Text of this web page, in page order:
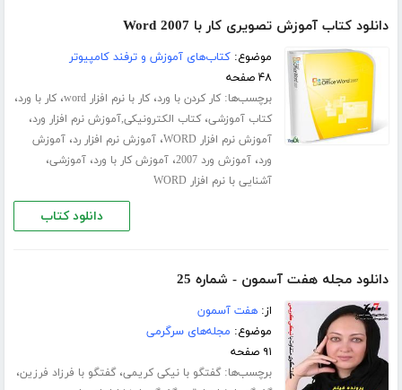
دانلود کتاب آموزش تصویری کار با Word 2007
موضوع:کتاب‌های آموزش و ترفند کامپیوتر
۴۸ صفحه
برچسب‌ها:کار کردن با ورد،کار با نرم افزار word ،کار با ورد،
کتاب آموزشی،کتاب الکترونیکی,آموزش نرم افزار ورد،
آموزش نرم افزار WORD ،آموزش نرم افزار رد،آموزش
ورد،آموزش ورد 2007 ،آموزش کار با ورد،آموزشی،
آشنایی با نرم افزار WORD
دانلود کتاب
دانلود مجله هفت آسمون - شماره 25
از:هفت آسمون
موضوع: مجله‌های سرگرمی
۹۱ صفحه
برچسب‌ها:گفتگو با نیکی کریمی،گفتگو با فرزاد فرزین،